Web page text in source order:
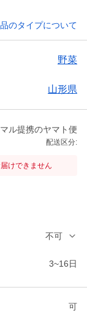
のタイプについて
野菜
山形県
ル提携のヤマト便
配送区分:
けできません
不可
3~16日
可